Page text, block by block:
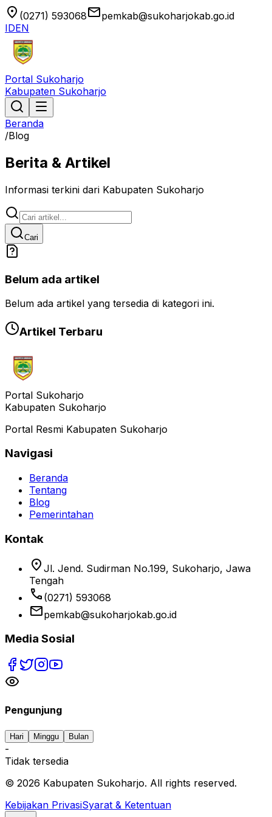
location_on (0271) 593068emailpemkab@sukoharjokab.go.id
IDEN
Portal Sukoharjo
Kabupaten Sukoharjo
Beranda
/Blog
Berita & Artikel
Informasi terkini dari Kabupaten Sukoharjo
Cari
Belum ada artikel
Belum ada artikel yang tersedia di kategori ini.
Artikel Terbaru
Portal Sukoharjo
Kabupaten Sukoharjo
Portal Resmi Kabupaten Sukoharjo
Navigasi
Beranda
Tentang
Blog
Pemerintahan
Kontak
location_on Jl. Jend. Sudirman No.199, Sukoharjo, Jawa
Tengah
phone (0271) 593068
emailpemkab@sukoharjokab.go.id
Media Sosial
Pengunjung
Hari Minggu Bulan
-
Tidak tersedia
© 2026 Kabupaten Sukoharjo. All rights reserved.
Kebijakan PrivasiSyarat & Ketentuan